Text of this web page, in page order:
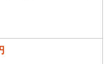
望・ご質問欄］に希望日時をご
高さ、物件周辺環境など、ぜひ